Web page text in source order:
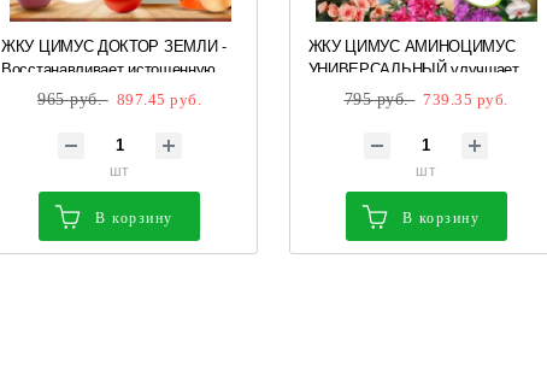
ЖКУ ЦИМУС ДОКТОР ЗЕМЛИ -
Восстанавливает истощенную
почву 1л *
965 руб. 897.45 руб.
шт
В корзину
ЖКУ ЦИМУС АМИНОЦИМУС
УНИВЕРСАЛЬНЫЙ улучшает
рост, урожайность и укрепляет
иммунитет растений 500 мл*
795 руб. 739.35 руб.
шт
В корзину